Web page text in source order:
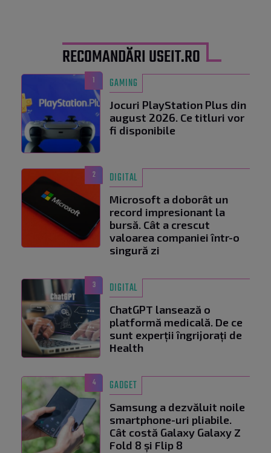
RECOMANDĂRI USEIT.RO
1 GAMING
Jocuri PlayStation Plus din
august 2026. Ce titluri vor
fi disponibile
2 DIGITAL
Microsoft a doborât un
record impresionant la
bursă. Cât a crescut
valoarea companiei într-o
singură zi
3 DIGITAL
ChatGPT lansează o
platformă medicală. De ce
sunt experții îngrijorați de
Health
4 GADGET
Samsung a dezvăluit noile
smartphone-uri pliabile.
Cât costă Galaxy Galaxy Z
Fold 8 și Flip 8